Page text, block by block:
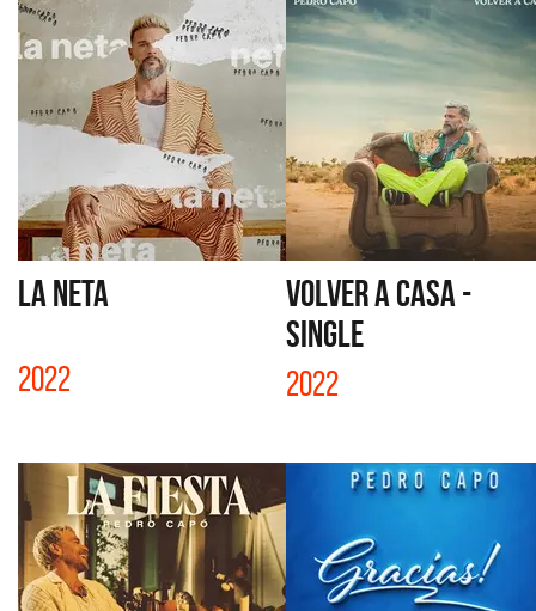
LA NETA
2022
VOLVER A CASA -
SINGLE
2022